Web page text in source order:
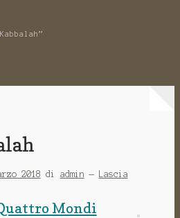
2018 di admin —
Lascia
Mondi